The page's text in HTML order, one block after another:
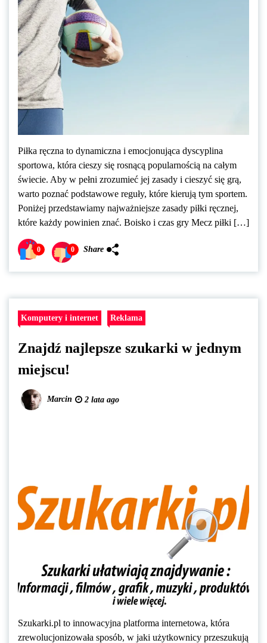
Piłka ręczna to dynamiczna i emocjonująca dyscyplina
sportowa, która cieszy się rosnącą popularnością na całym
świecie. Aby w pełni zrozumieć jej zasady i cieszyć się grą,
warto poznać podstawowe reguły, które kierują tym sportem.
Poniżej przedstawiamy najważniejsze zasady piłki ręcznej,
które każdy powinien znać. Boisko i czas gry Mecz piłki […]
0 0 Share
Komputery i internet Reklama
Znajdź najlepsze szukarki w jednym
miejscu!
Marcin 2 lata ago
Szukarki.pl to innowacyjna platforma internetowa, która
zrewolucjonizowała sposób, w jaki użytkownicy przeszukują